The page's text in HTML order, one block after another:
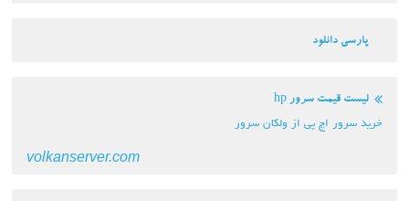
پارسی دانلود
لیست قیمت سرور hp
خرید سرور اچ پی از ولکان سرور
volkanserver.com